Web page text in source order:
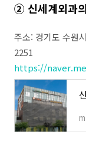
② 신세계외과
주소: 경기도 수원
2251
https://